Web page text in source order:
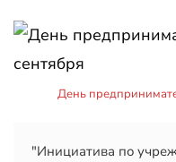
День
"Инициатива по